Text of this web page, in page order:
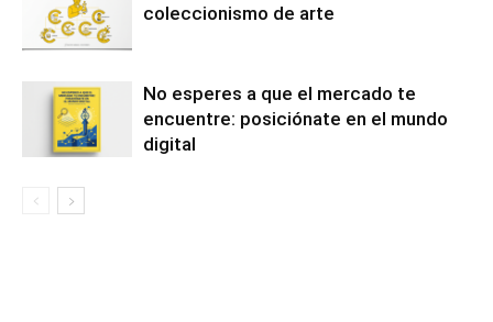
coleccionismo de arte
No esperes a que el mercado te
encuentre: posiciónate en el mundo
digital